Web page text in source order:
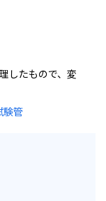
したもので、変
験管